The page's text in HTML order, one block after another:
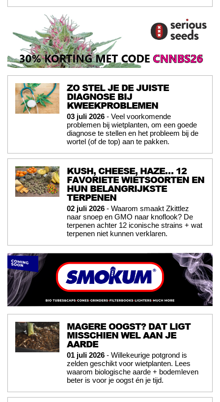
ZO STEL JE DE JUISTE
DIAGNOSE BIJ
KWEEKPROBLEMEN
03 juli 2026 - Veel voorkomende
problemen bij wietplanten, om een goede
diagnose te stellen en het probleem bij de
wortel (of de top) aan te pakken.
KUSH, CHEESE, HAZE… 12
FAVORIETE WIETSOORTEN EN
HUN BELANGRIJKSTE
TERPENEN
02 juli 2026 - Waarom smaakt Zkittlez
naar snoep en GMO naar knoflook? De
terpenen achter 12 iconische strains + wat
terpenen niet kunnen verklaren.
MAGERE OOGST? DAT LIGT
MISSCHIEN WEL AAN JE
AARDE
01 juli 2026 - Willekeurige potgrond is
zelden geschikt voor wietplanten. Lees
waarom biologische aarde + bodemleven
beter is voor je oogst én je tijd.